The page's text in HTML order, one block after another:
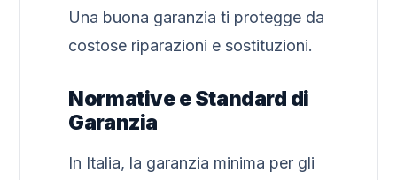
Una buona garanzia ti protegge da
costose riparazioni e sostituzioni.
Normative e Standard di
Garanzia
In Italia, la garanzia minima per gli